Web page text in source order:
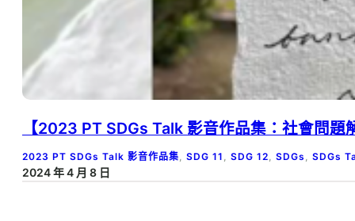
【2023 PT SDGs Talk 影音作品集：社會問題
2023 PT SDGs Talk 影音作品集 SDG 11 SDG 12 SDGs SDGs
2024 年 4 月 8 日